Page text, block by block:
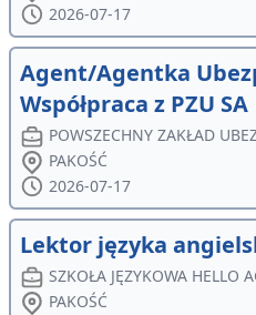
2026-07-17
Agent/Agentka
Współpraca z PZU SA
POWSZECHNY ZAKŁAD
PAKOŚĆ
2026-07-17
Lektor języka
SZKOŁA JĘZYKOWA HELLO
PAKOŚĆ